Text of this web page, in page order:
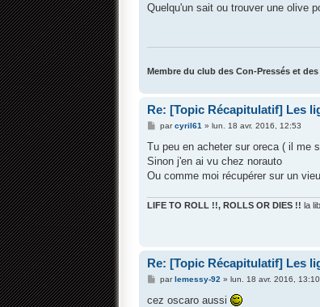
s
Quelqu'un sait ou trouver une olive
Membre du club des Con-Pressés et
Re: [Topic Récapitulatif] Les
M
s
a
g
parcyril61 » lun. 18 avr. 2016, 12:53
Tu peu en acheter sur oreca ( il me
Sinon j'en ai vu chez norauto
Ou comme moi récupérer sur un
LIFE TO ROLL !!, ROLLS OR DIES !! la
Re: [Topic Récapitulatif] Les
M
s
parlemessy-92 » lun. 18 avr. 2016, 13:10
cez oscaro aussi